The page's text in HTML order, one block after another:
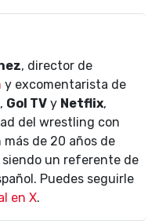
, director de
y excomentarista de
, Gol TV y Netflix,
del wrestling con
más de 20 años de
un referente de
Puedes seguirle
en X.